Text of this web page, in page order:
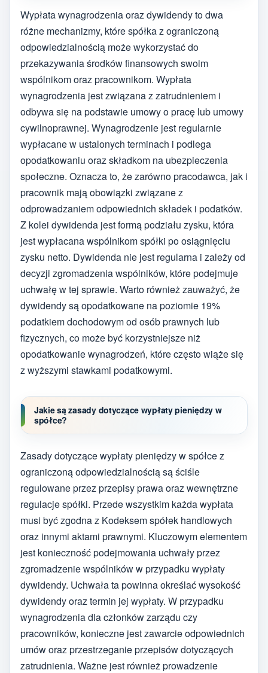
Wypłata wynagrodzenia oraz dywidendy to dwa
różne mechanizmy, które spółka z ograniczoną
odpowiedzialnością może wykorzystać do
przekazywania środków finansowych swoim
wspólnikom oraz pracownikom. Wypłata
wynagrodzenia jest związana z zatrudnieniem i
odbywa się na podstawie umowy o pracę lub umowy
cywilnoprawnej. Wynagrodzenie jest regularnie
wypłacane w ustalonych terminach i podlega
opodatkowaniu oraz składkom na ubezpieczenia
społeczne. Oznacza to, że zarówno pracodawca, jak i
pracownik mają obowiązki związane z
odprowadzaniem odpowiednich składek i podatków.
Z kolei dywidenda jest formą podziału zysku, która
jest wypłacana wspólnikom spółki po osiągnięciu
zysku netto. Dywidenda nie jest regularna i zależy od
decyzji zgromadzenia wspólników, które podejmuje
uchwałę w tej sprawie. Warto również zauważyć, że
dywidendy są opodatkowane na poziomie 19%
podatkiem dochodowym od osób prawnych lub
fizycznych, co może być korzystniejsze niż
opodatkowanie wynagrodzeń, które często wiąże się
z wyższymi stawkami podatkowymi.
Jakie są zasady dotyczące wypłaty pieniędzy w
spółce?
Zasady dotyczące wypłaty pieniędzy w spółce z
ograniczoną odpowiedzialnością są ściśle
regulowane przez przepisy prawa oraz wewnętrzne
regulacje spółki. Przede wszystkim każda wypłata
musi być zgodna z Kodeksem spółek handlowych
oraz innymi aktami prawnymi. Kluczowym elementem
jest konieczność podejmowania uchwały przez
zgromadzenie wspólników w przypadku wypłaty
dywidendy. Uchwała ta powinna określać wysokość
dywidendy oraz termin jej wypłaty. W przypadku
wynagrodzenia dla członków zarządu czy
pracowników, konieczne jest zawarcie odpowiednich
umów oraz przestrzeganie przepisów dotyczących
zatrudnienia. Ważne jest również prowadzenie